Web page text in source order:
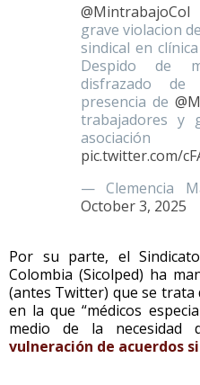
@MintrabajoCol
grave violacion
sindical en
Despido de
disfrazado
presencia de
trabajadores y
pic.twitter.com/
— Clemencia
October 3, 2025
Por su parte, el
Colombia (Sicolped) ha
(antes Twitter) que se trata
en la que “médicos
medio de la
vulneración de acuerdos